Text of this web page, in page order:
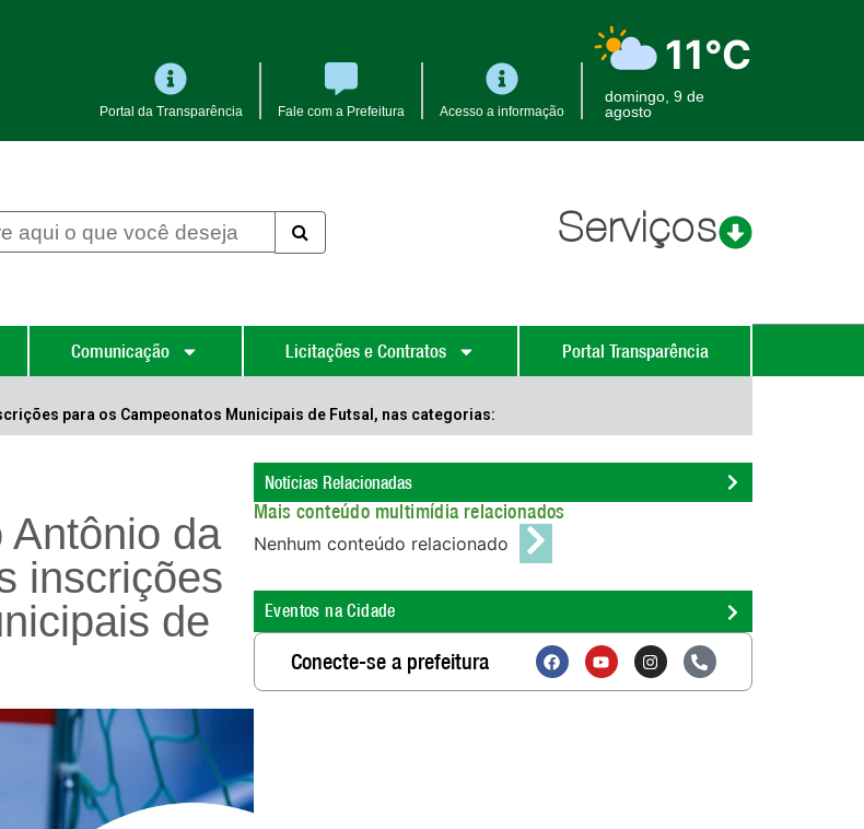
Portal da Transparência Fale com a Prefeitura Acesso a informação
11°C
domingo, 9 de
agosto
Serviços
Comunicação Licitações e Contratos Portal Transparência
para os Campeonatos Municipais de Futsal, nas categorias:
Antônio da
inscrições
de
Notícias Relacionadas
Mais conteúdo multimídia relacionados
Nenhum conteúdo relacionado
Eventos na Cidade
Conecte-se a prefeitura